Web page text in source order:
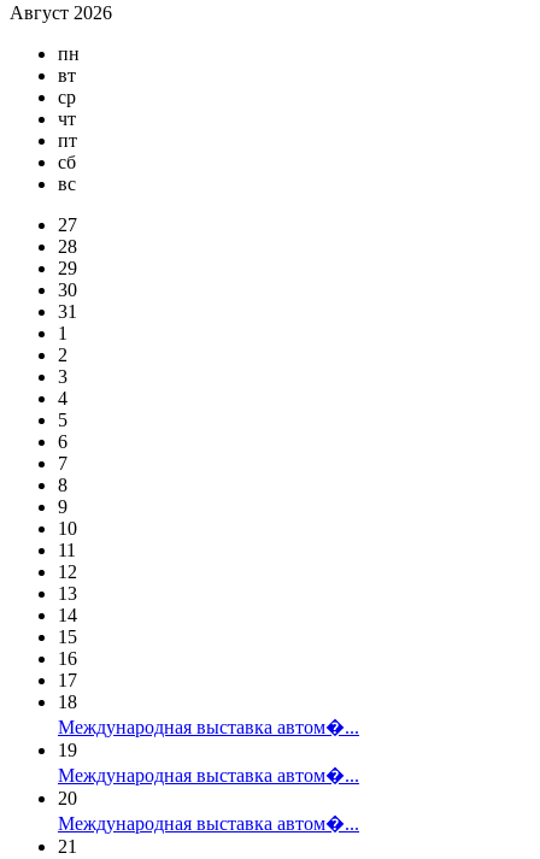
Август 2026
пн
вт
ср
чт
пт
сб
вс
27
28
29
30
31
1
2
3
4
5
6
7
8
9
10
11
12
13
14
15
16
17
18
Международная выставка автом�...
19
Международная выставка автом�...
20
Международная выставка автом�...
21